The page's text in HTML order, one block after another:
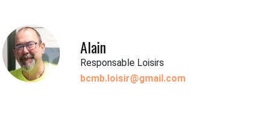
Alain
Responsable Loisirs
bcmb.loisir@gmail.com